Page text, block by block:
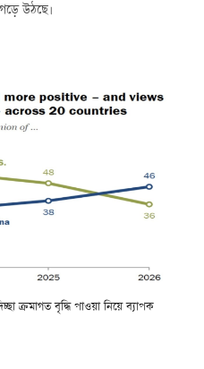
উঠছে।
ক্রমাগত বৃদ্ধি পাওয়া নিয়ে ব্যাপক